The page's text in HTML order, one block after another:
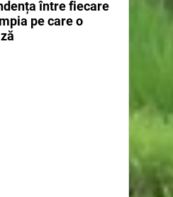
între fiecare
pe care o